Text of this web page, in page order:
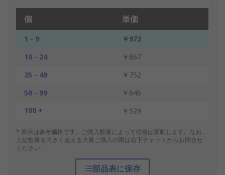
個 単価
1 - 9
￥972
10 - 24
￥867
25 - 49
￥752
50 - 99
￥646
100 +
￥529
* 表示は参考価格です。ご購入数量によって価格は変動します。なお、
上記数量を大きく超える大量ご購入の際は右下チャットからお問合せ
ください。
部品表に保存